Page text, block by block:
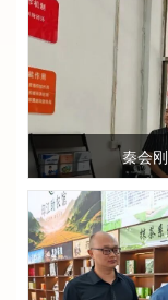
秦会